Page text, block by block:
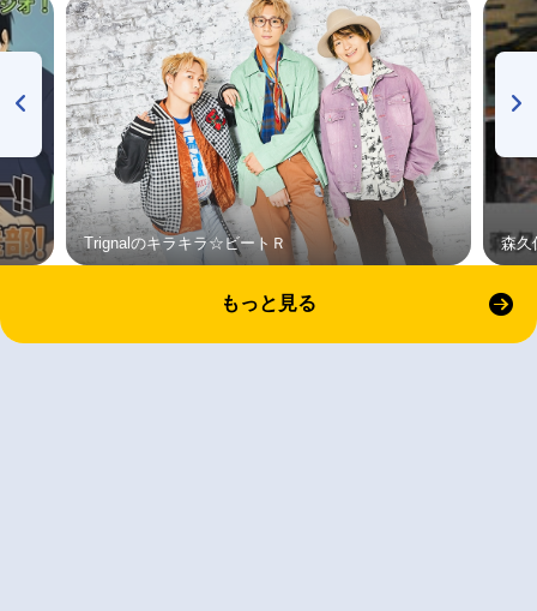
Trignalのキラキラ☆ビートＲ 森久
もっと見る